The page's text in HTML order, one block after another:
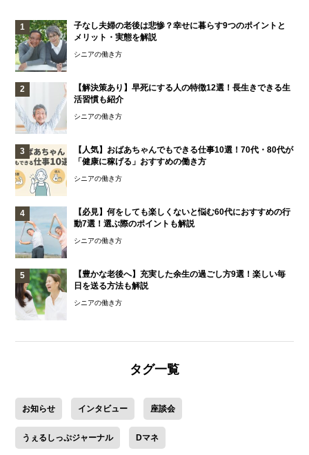
子なし夫婦の老後は悲惨？幸せに暮らす9つのポイントと
メリット・実態を解説
シニアの働き方
【解決策あり】早死にする人の特徴12選！長生きできる生
活習慣も紹介
シニアの働き方
【人気】おばあちゃんでもできる仕事10選！70代・80代が
「健康に稼げる」おすすめの働き方
シニアの働き方
【必見】何をしても楽しくないと悩む60代におすすめの行
動7選！選ぶ際のポイントも解説
シニアの働き方
【豊かな老後へ】充実した余生の過ごし方9選！楽しい毎
日を送る方法も解説
シニアの働き方
タグ一覧
お知らせ インタビュー 座談会
うぇるしっぷジャーナル Dマネ